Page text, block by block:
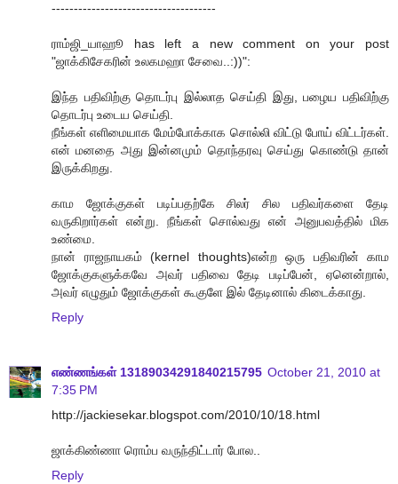
-------------------------------------
ராம்ஜி_யாஹூ has left a new comment on your post
"ஜாக்கிசேகரின் உலகமஹா சேவை..:))":
இந்த பதிவிற்கு தொடர்பு இல்லாத செய்தி இது, பழைய பதிவிற்கு
தொடர்பு உடைய செய்தி.
நீங்கள் எளிமையாக மேம்போக்காக சொல்லி விட்டு போய் விட்டர்கள்.
என் மனதை அது இன்னமும் தொந்தரவு செய்து கொண்டு தான்
இருக்கிறது.
காம ஜோக்குகள் படிப்பதற்கே சிலர் சில பதிவர்களை தேடி
வருகிறார்கள் என்று. நீங்கள் சொல்வது என் அனுபவத்தில் மிக
உண்மை.
நான் ராஜநாயகம் (kernel thoughts)என்ற ஒரு பதிவரின் காம
ஜோக்குகளுக்கவே அவர் பதிவை தேடி படிப்பேன், ஏனென்றால்,
அவர் எழுதும் ஜோக்குகள் கூகுளே இல் தேடினால் கிடைக்காது.
Reply
எண்ணங்கள் 13189034291840215795 October 21, 2010 at
7:35 PM
http://jackiesekar.blogspot.com/2010/10/18.html
ஜாக்கிண்ணா ரொம்ப வருந்திட்டார் போல..
Reply